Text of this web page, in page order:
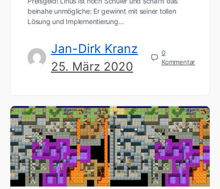
beinahe unmögliche: Er gewinnt mit seiner tollen
Lösung und Implementierung…
Jan-Dirk Kranz
25. März 2020
0
Kommentar